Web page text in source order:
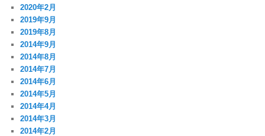
2020年2月
2019年9月
2019年8月
2014年9月
2014年8月
2014年7月
2014年6月
2014年5月
2014年4月
2014年3月
2014年2月